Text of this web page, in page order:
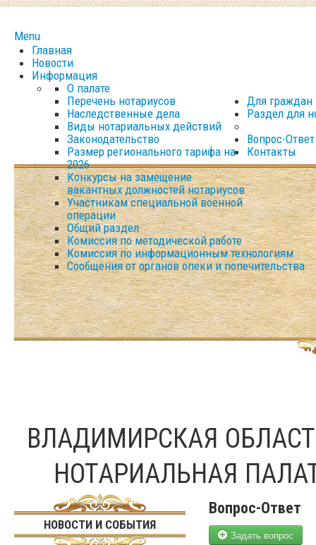
Menu
Главная
Новости
Информация
О палате
Перечень нотариусов
Наследственные дела
Виды нотариальных действий
Законодательство
Размер регионального тарифа на
2026
Конкурсы на замещение
вакантных должностей нотариусов
Участникам специальной военной
операции
Для граждан
Раздел для
Общий раздел
Комиссия по методической работе
Комиссия по информационным технологиям
Сообщения от органов опеки и попечительства
Вопрос-Ответ
Контакты
ВЛАДИМИРСКАЯ
НОТАРИАЛЬНАЯ
НОВОСТИ И СОБЫТИЯ
Вопрос-Ответ
Задать вопрос